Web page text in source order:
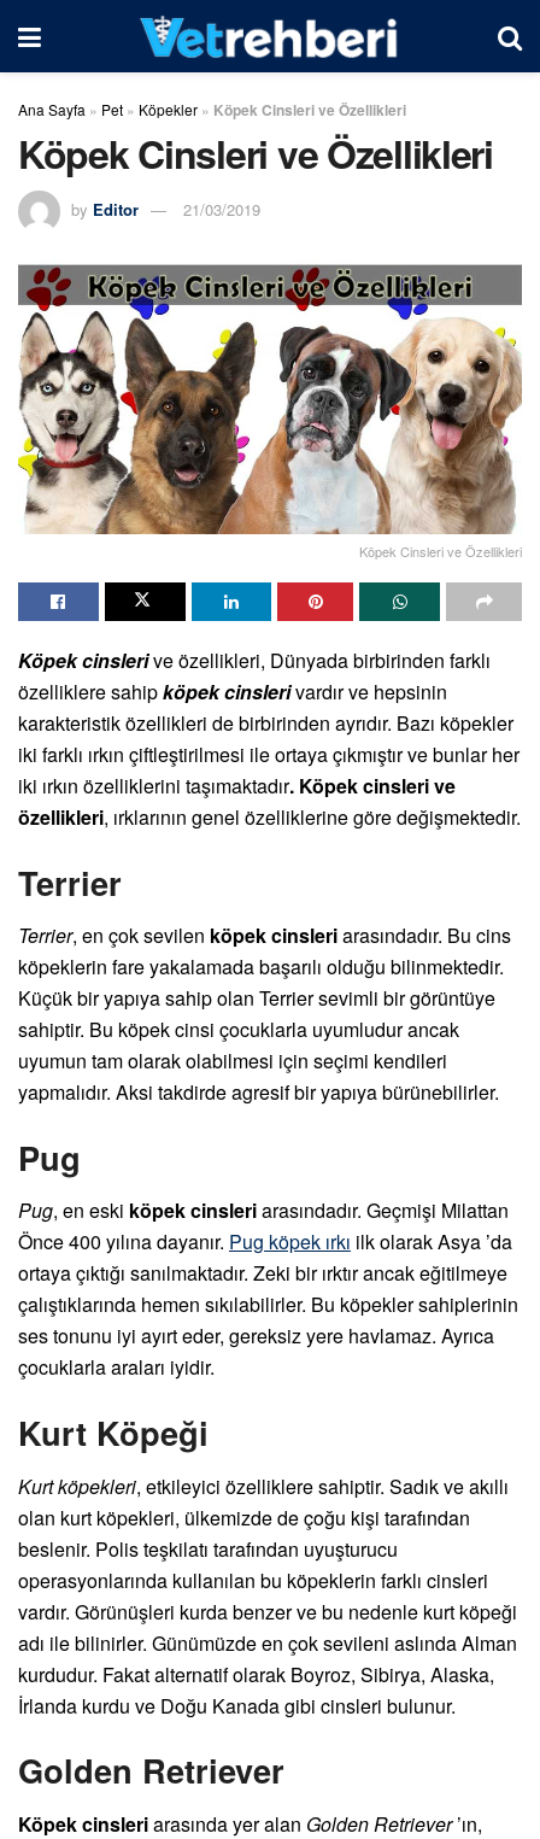
Ana Sayfa » Pet » Köpekler » Köpek Cinsleri ve Özellikleri
Köpek Cinsleri ve Özellikleri
by Editor 21/03/2019
Köpek Cinsleri ve Özellikleri
Köpek cinslerive özellikleri, Dünyada birbirinden farklı
özelliklere sahipköpek cinslerivardır ve hepsinin
karakteristik özellikleri de birbirinden ayrıdır. Bazı köpekler
iki farklı ırkın çiftleştirilmesi ile ortaya çıkmıştır ve bunlar her
iki ırkın özelliklerini taşımaktadır. Köpek cinsleri ve
özellikleri, ırklarının genel özelliklerine göre değişmektedir.
Terrier
Terrier, en çok sevilen köpek cinsleriarasındadır. Bu cins
köpeklerin fare yakalamada başarılı olduğu bilinmektedir.
Küçük bir yapıya sahip olan Terrier sevimli bir görüntüye
sahiptir. Bu köpek cinsi çocuklarla uyumludur ancak
uyumun tam olarak olabilmesi için seçimi kendileri
yapmalıdır. Aksi takdirde agresif bir yapıya bürünebilirler.
Pug
Pug, en eski köpek cinsleriarasındadır. Geçmişi Milattan
Önce 400 yılına dayanır. Pug köpek ırkı ilk olarak Asya ’da
ortaya çıktığı sanılmaktadır. Zeki bir ırktır ancak eğitilmeye
çalıştıklarında hemen sıkılabilirler. Bu köpekler sahiplerinin
ses tonunu iyi ayırt eder, gereksiz yere havlamaz. Ayrıca
çocuklarla araları iyidir.
Kurt Köpeği
Kurt köpekleri, etkileyici özelliklere sahiptir. Sadık ve akıllı
olan kurt köpekleri, ülkemizde de çoğu kişi tarafından
beslenir. Polis teşkilatı tarafından uyuşturucu
operasyonlarında kullanılan bu köpeklerin farklı cinsleri
vardır. Görünüşleri kurda benzer ve bu nedenle kurt köpeği
adı ile bilinirler. Günümüzde en çok sevileni aslında Alman
kurdudur. Fakat alternatif olarak Boyroz, Sibirya, Alaska,
İrlanda kurdu ve Doğu Kanada gibi cinsleri bulunur.
Golden Retriever
Köpek cinsleriarasında yer alan Golden Retriever’ın,